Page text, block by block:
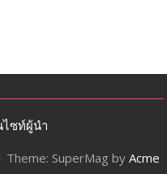
ซท์ผู้นำ
Theme: SuperMag by Acme